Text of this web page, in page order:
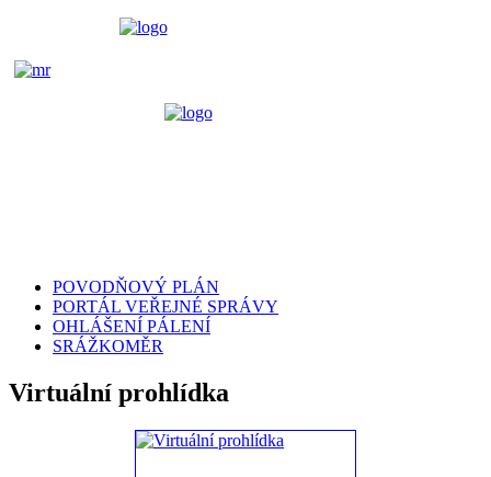
POVODŇOVÝ PLÁN
PORTÁL VEŘEJNÉ SPRÁVY
OHLÁŠENÍ PÁLENÍ
SRÁŽKOMĚR
Virtuální prohlídka